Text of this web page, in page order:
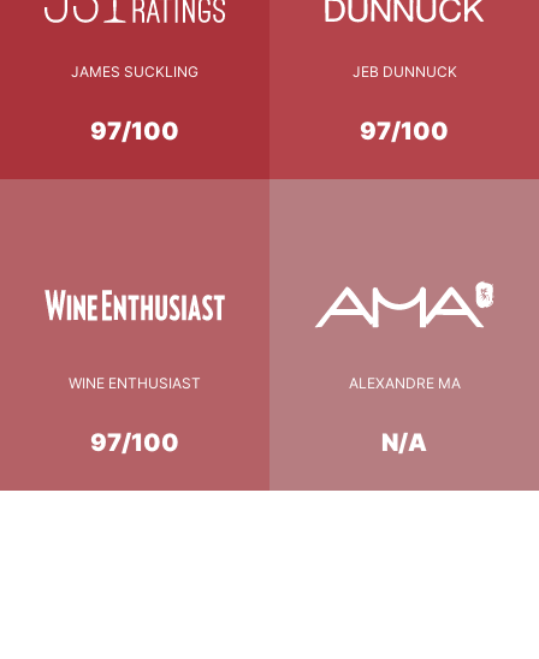
JAMES SUCKLING
97/100
JEB DUNNUCK
97/100
WINE ENTHUSIAST
97/100
ALEXANDRE MA
N/A